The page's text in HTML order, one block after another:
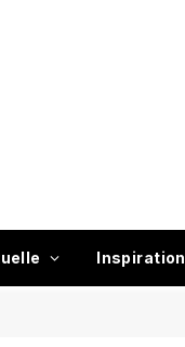
Inspiration